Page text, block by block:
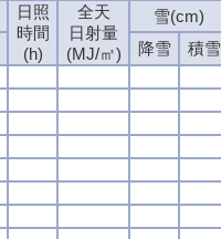
日照
時間
(h)
全天
日射量
(MJ/㎡)
雪(cm)
降雪
積雪